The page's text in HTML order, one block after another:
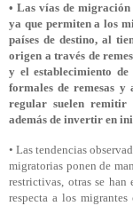
• Las vías de
ya que permiten a los
países de destino, al
origen a través de
y el establecimiento de
formales de remesas y
regular suelen remitir
además de invertir en
• Las tendencias
migratorias ponen de
restrictivas, otras se han
respecta a los